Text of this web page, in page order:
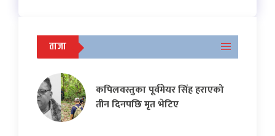
ताजा
कपिलवस्तुका पूर्वमेयर सिंह हराएको
तीन दिनपछि मृत भेटिए